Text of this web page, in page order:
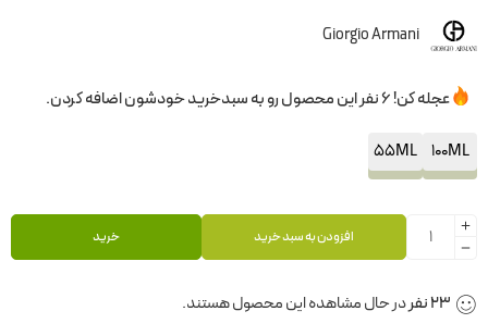
Giorgio Armani
عجله کن! 6 نفر این محصول رو به سبدخرید خودشون اضافه کردن.
100ML
55ML
افزودن به سبد خرید خرید
23نفردر حال مشاهده این محصول هستند.